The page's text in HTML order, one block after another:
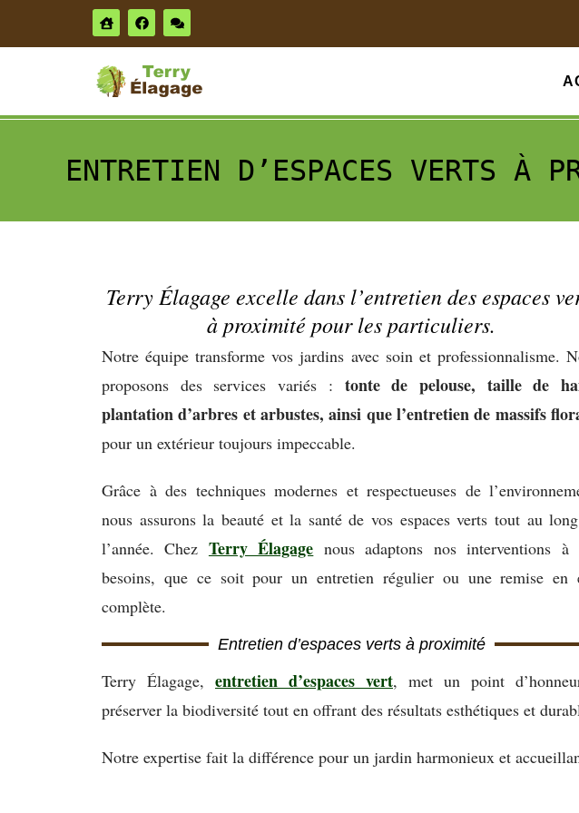
ENTRETIEN D’ESPACES VERTS À
Terry Élagage excelle dans l’entretien des espaces
à proximité pour les particuliers.
Notre équipe transforme vos jardins avec soin et professionnalisme.
proposons des services variés : tonte de pelouse, taille de
plantation d’arbres et arbustes, ainsi que l’entretien de massifs
pour un extérieur toujours impeccable.
Grâce à des techniques modernes et respectueuses de
nous assurons la beauté et la santé de vos espaces verts tout au
l’année. Chez Terry Élagage nous adaptons nos interventions à
besoins, que ce soit pour un entretien régulier ou une remise en
complète.
Entretien d’espaces verts à proximité
Terry Élagage, entretien d’espaces vert, met un point
préserver la biodiversité tout en offrant des résultats esthétiques et
Notre expertise fait la différence pour un jardin harmonieux et